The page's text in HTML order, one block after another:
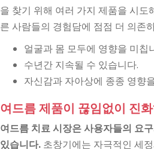
을 찾기 위해 여러 가지 제품을 시
른 사람들의 경험담에 점점 더 의존
얼굴과 몸 모두에 영향을 미칩
수년간 지속될 수 있습니다.
자신감과 자아상에 종종 영향
여드름 제품이 끊임없이 진
여드름 치료 시장은 사용자들의 요
있습니다. 초창기에는 자극적인 세